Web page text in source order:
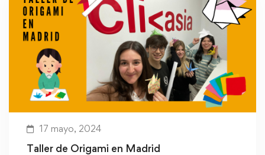
17 mayo, 2024
Taller de Origami en Madrid